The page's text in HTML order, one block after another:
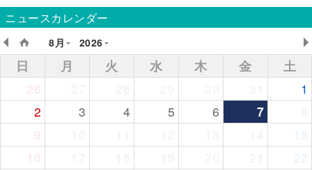
ニュースカレンダー
8月
2026
日 月 火 水 木 金
土
26
1
2
3 4 5 6 7
8
9
15
16
22